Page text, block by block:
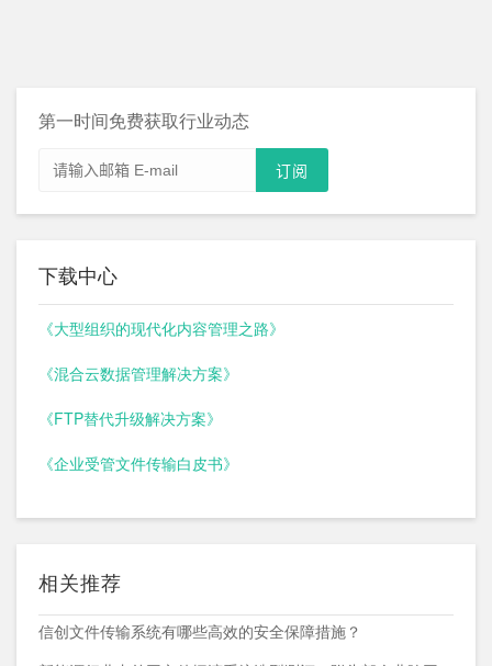
第一时间免费获取行业动态
下载中心
《大型组织的现代化内容管理之路》
《混合云数据管理解决方案》
《FTP替代升级解决方案》
《企业受管文件传输白皮书》
相关推荐
信创文件传输系统有哪些高效的安全保障措施？